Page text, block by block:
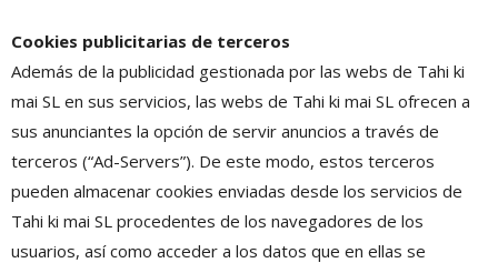
Cookies publicitarias de terceros
Además de la publicidad gestionada por las webs de Tahi ki
mai SL en sus servicios, las webs de Tahi ki mai SL ofrecen a
sus anunciantes la opción de servir anuncios a través de
terceros (“Ad-Servers”). De este modo, estos terceros
pueden almacenar cookies enviadas desde los servicios de
Tahi ki mai SL procedentes de los navegadores de los
usuarios, así como acceder a los datos que en ellas se